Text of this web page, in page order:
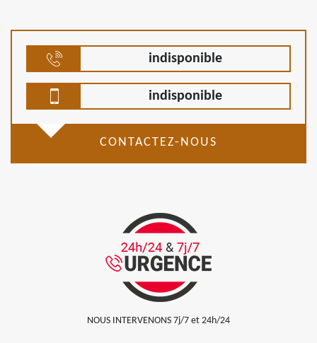
indisponible
indisponible
CONTACTEZ-NOUS
NOUS INTERVENONS 7j/7 et 24h/24